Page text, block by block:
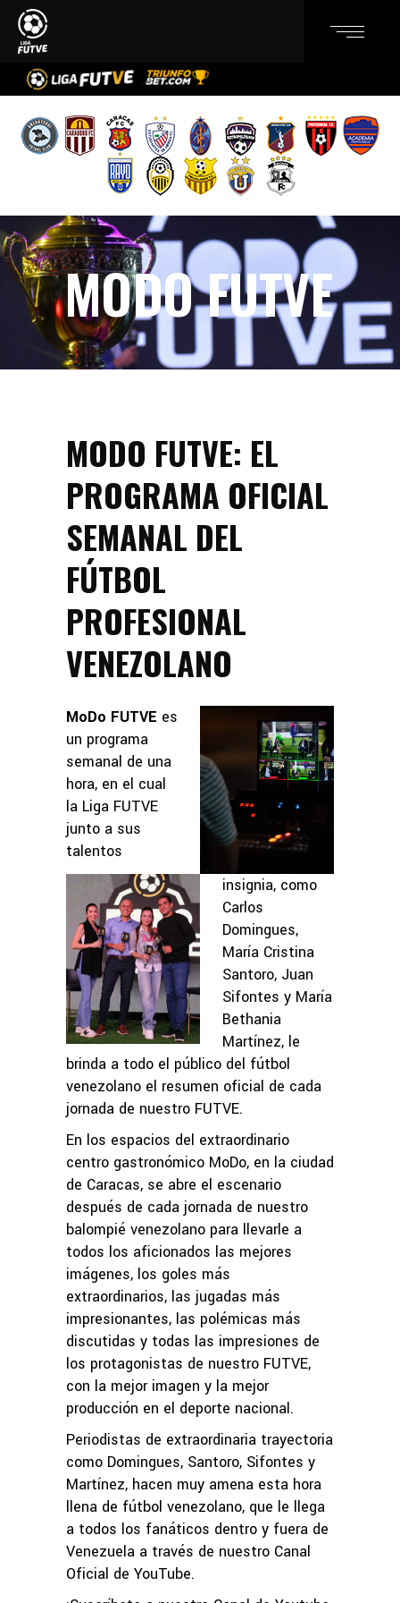
MODO FUTVE
MODO FUTVE: EL
PROGRAMA OFICIAL
SEMANAL DEL
FÚTBOL
PROFESIONAL
VENEZOLANO
MoDo FUTVE es
un programa
semanal de una
hora, en el cual
la Liga FUTVE
junto a sus
talentos
insignia, como
Carlos
Domingues,
María Cristina
Santoro, Juan
Sifontes y María
Bethania
Martínez, le
brinda a todo el público del fútbol
venezolano el resumen oficial de cada
jornada de nuestro FUTVE.
En los espacios del extraordinario
centro gastronómico MoDo, en la ciudad
de Caracas, se abre el escenario
después de cada jornada de nuestro
balompié venezolano para llevarle a
todos los aficionados las mejores
imágenes, los goles más
extraordinarios, las jugadas más
impresionantes, las polémicas más
discutidas y todas las impresiones de
los protagonistas de nuestro FUTVE,
con la mejor imagen y la mejor
producción en el deporte nacional.
Periodistas de extraordinaria trayectoria
como Domingues, Santoro, Sifontes y
Martínez, hacen muy amena esta hora
llena de fútbol venezolano, que le llega
a todos los fanáticos dentro y fuera de
Venezuela a través de nuestro Canal
Oficial de YouTube.